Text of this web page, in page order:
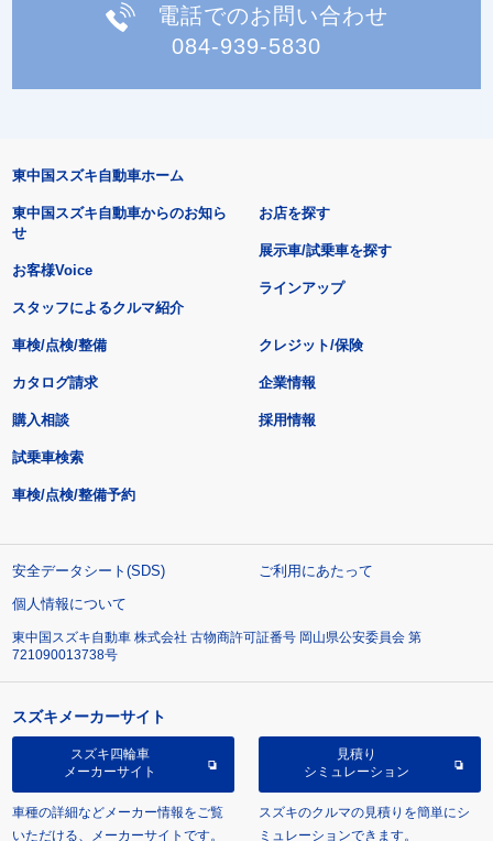
電話でのお問い合わせ
084-939-5830
東中国スズキ自動車ホーム
東中国スズキ自動車からのお知ら
せ
お客様Voice
スタッフによるクルマ紹介
お店を探す
展示車/試乗車を探す
ラインアップ
車検/点検/整備 クレジット/保険
カタログ請求
購入相談
試乗車検索
車検/点検/整備予約
企業情報
採用情報
安全データシート(SDS)
ご利用にあたって
個人情報について
東中国スズキ自動車 株式会社 古物商許可証番号 岡山県公安委員会 第
721090013738号
スズキメーカーサイト
スズキ四輪車
メーカーサイト
車種の詳細などメーカー情報をご覧
いただける、メーカーサイトです。
見積り
シミュレーション
スズキのクルマの見積りを簡単にシ
ミュレーションできます。